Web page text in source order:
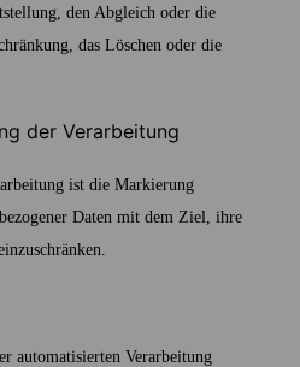
den Abgleich oder die
das Löschen oder die
der Verarbeitung
ist die Markierung
Daten mit dem Ziel, ihre
automatisierten Verarbeitung